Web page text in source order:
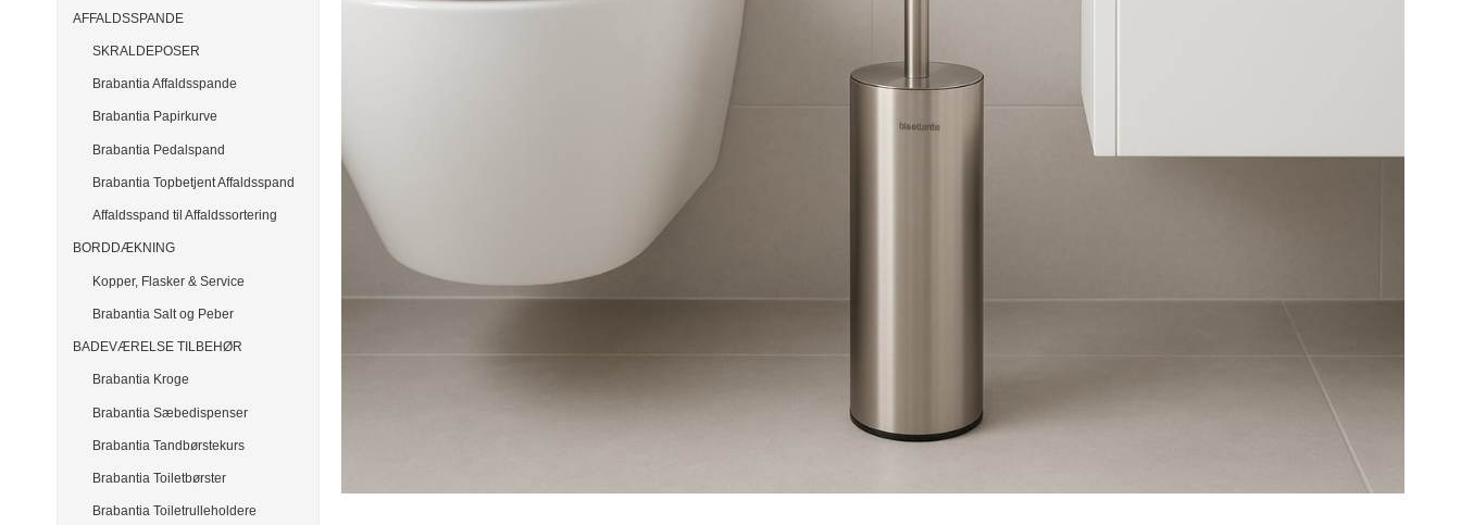
AFFALDSSPANDE
SKRALDEPOSER
Brabantia Affaldsspande
Brabantia Papirkurve
Brabantia Pedalspand
Brabantia Topbetjent Affaldsspand
Affaldsspand til Affaldssortering
BORDDÆKNING
Kopper, Flasker & Service
Brabantia Salt og Peber
BADEVÆRELSE TILBEHØR
Brabantia Kroge
Brabantia Sæbedispenser
Brabantia Tandbørstekurs
Brabantia Toiletbørster
Brabantia Toiletrulleholdere